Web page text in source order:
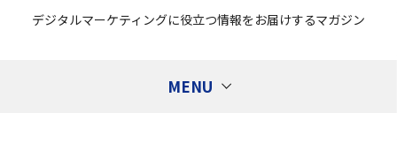
デジタルマーケティングに役立つ情報をお届けするマガジン
MENU